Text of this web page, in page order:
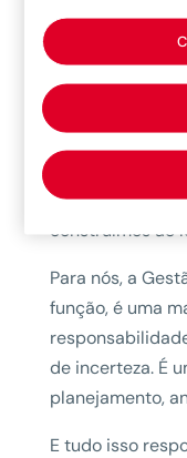
obrigado.
gratidão, mas,
de uma forma
construímos ao
Para nós, a
função, é uma
de incerteza. É
planejamento,
E tudo isso